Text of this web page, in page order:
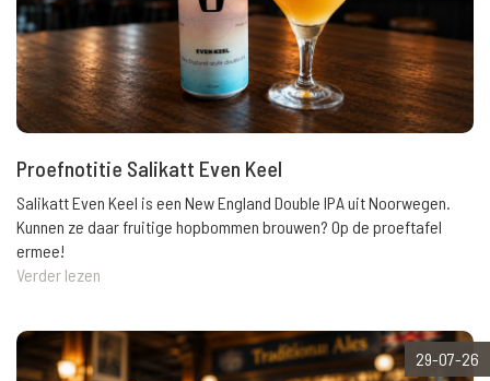
Proefnotitie Salikatt Even Keel
Salikatt Even Keel is een New England Double IPA uit Noorwegen.
Kunnen ze daar fruitige hopbommen brouwen? Op de proeftafel
ermee!
Verder lezen
29-07-26